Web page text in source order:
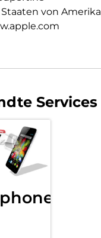
von Amerika
Services